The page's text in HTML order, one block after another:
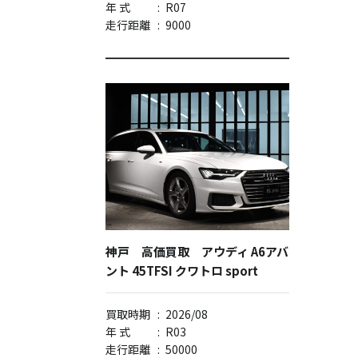
年 式
: R07
走行距離 : 9000
神戸 高価買取 アウディ A6アバ
ント 45TFSI クワトロ sport
買取時期 : 2026/08
年 式
: R03
走行距離 : 50000